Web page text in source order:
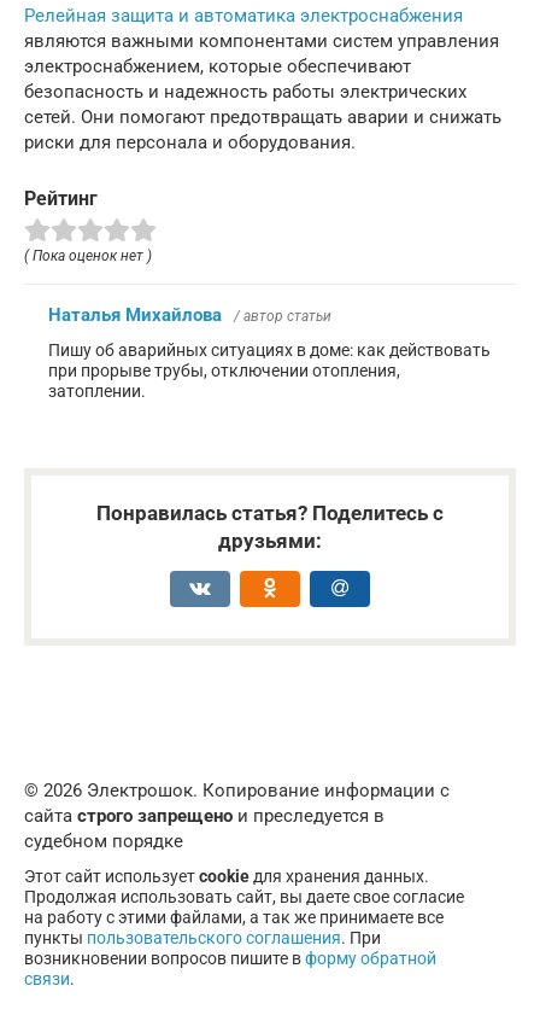
Релейная защита и автоматика электроснабжения
являются важными компонентами систем управления
электроснабжением, которые обеспечивают
безопасность и надежность работы электрических
сетей. Они помогают предотвращать аварии и снижать
риски для персонала и оборудования.
Рейтинг
( Пока оценок нет )
Наталья Михайлова / автор статьи
Пишу об аварийных ситуациях в доме: как действовать
при прорыве трубы, отключении отопления,
затоплении.
Понравилась статья? Поделитесь с
друзьями:
© 2026 Электрошок. Копирование информации с
сайта строго запрещено и преследуется в
судебном порядке
Этот сайт используетcookie для хранения данных.
Продолжая использовать сайт, вы даете свое согласие
на работу с этими файлами, а так же принимаете все
пункты пользовательского соглашения. При
возникновении вопросов пишите вформу обратной
связи.